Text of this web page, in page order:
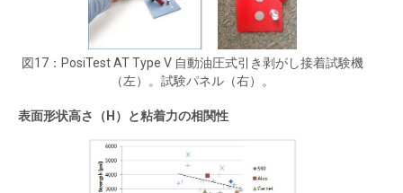
図17：PosiTest AT Type V 自動油圧式引き剥がし接着試験機
（左）。試験パネル（右）。
表面形状高さ（H）と粘着力の相関性